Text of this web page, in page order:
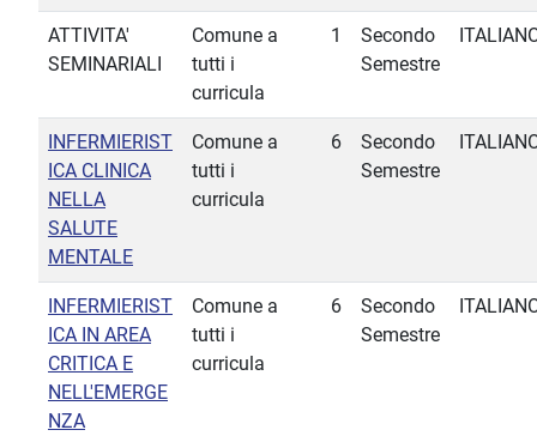
ATTIVITA'
SEMINARIALI
Comune a
tutti i
curricula
1
Secondo
Semestre
INFERMIERIST
ICA CLINICA
NELLA
SALUTE
MENTALE
Comune a
tutti i
curricula
6
Secondo
Semestre
INFERMIERIST
ICA IN AREA
CRITICA E
NELL'EMERGE
NZA
Comune a
tutti i
curricula
6
Secondo
Semestre